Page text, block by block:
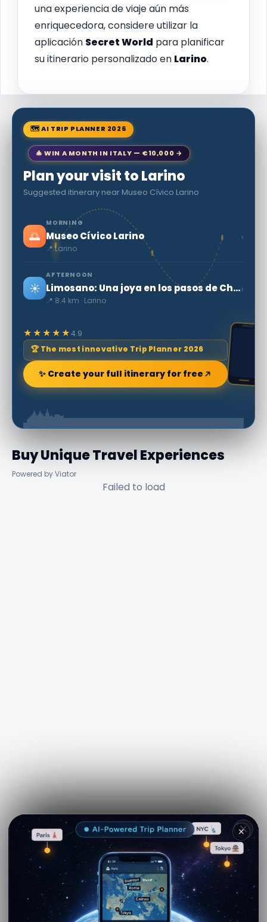
una experiencia de viaje aún más
enriquecedora, considere utilizar la
aplicación Secret World para planificar
su itinerario personalizado en Larino.
🗺 AI TRIP PLANNER 2026
🎄 WIN A MONTH IN ITALY — €10,000 →
Plan your visit to Larino
Suggested itinerary near Museo Cívico Larino
🌅
MORNING
Museo Cívico Larino
📍 Larino
›
☀️
AFTERNOON
Limosano: Una joya en los pasos de Checco Zalone
📍 8.4 km · Larino
›
★★★★★4.9
🏆 The most innovative Trip Planner 2026
✨ Create your full itinerary for free
Buy Unique Travel Experiences
Powered by Viator
Failed to load
See more on Viator.com
Explore nearby · Larino
Limosano: Una joya
✕